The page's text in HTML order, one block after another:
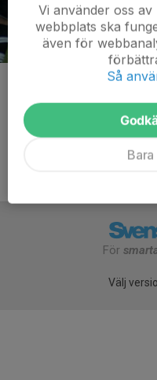
För
Välj
Vi använder oss
webbplats ska
även för
Så